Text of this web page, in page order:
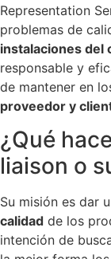
Representation
problemas de
instalaciones del
responsable y
de mantener en
proveedor y
¿Qué
liaison o
Su misión es dar
calidad de los
intención de